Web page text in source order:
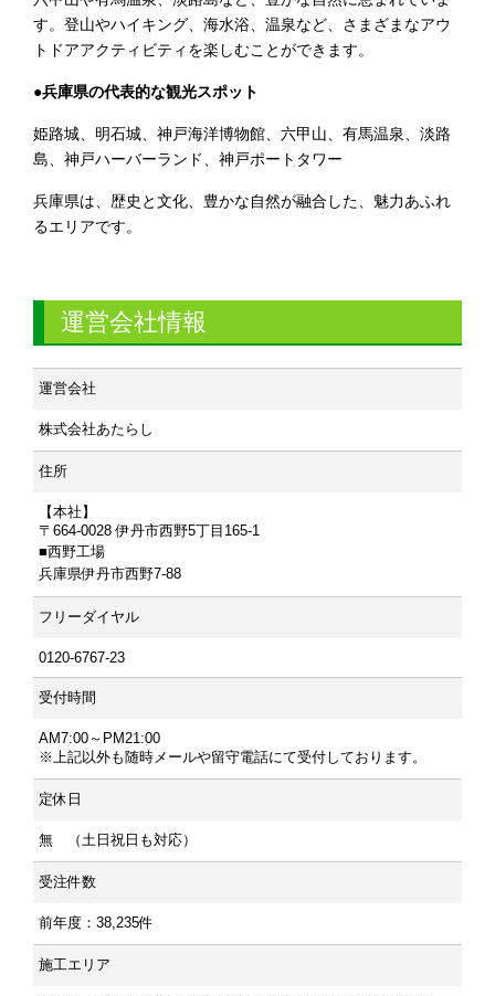
す。登山やハイキング、海水浴、温泉など、さまざまなアウ
トドアアクティビティを楽しむことができます。
●兵庫県の代表的な観光スポット
姫路城、明石城、神戸海洋博物館、六甲山、有馬温泉、淡路
島、神戸ハーバーランド、神戸ポートタワー
兵庫県は、歴史と文化、豊かな自然が融合した、魅力あふれ
るエリアです。
運営会社情報
運営会社
株式会社あたらし
住所
【本社】
〒664-0028 伊丹市西野5丁目165-1
■西野工場
兵庫県伊丹市西野7-88
フリーダイヤル
0120-6767-23
受付時間
AM7:00～PM21:00
※上記以外も随時メールや留守電話にて受付しております。
定休日
無 （土日祝日も対応）
受注件数
前年度：38,235件
施工エリア